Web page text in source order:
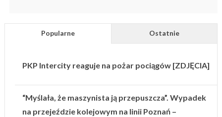
Popularne Ostatnie
PKP Intercity reaguje na pożar pociągów [ZDJĘCIA]
“Myślała, że maszynista ją przepuszcza”. Wypadek
na przejeździe kolejowym na linii Poznań –